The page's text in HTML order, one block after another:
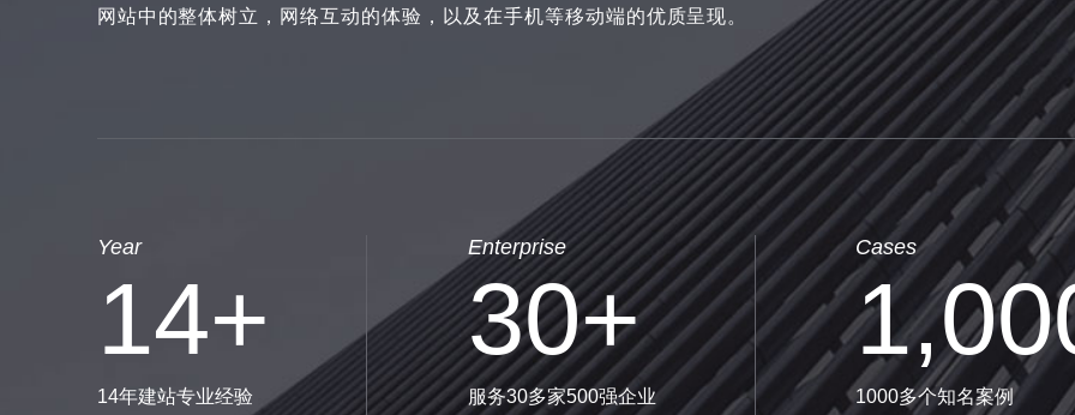
网站中的整体树立，网络互动的体验，以及在手机等移动端的优质呈现。
Year
14+
14年建站专业经验
Enterprise
30+
服务30多家500强企业
Cases
1000多个知名案例